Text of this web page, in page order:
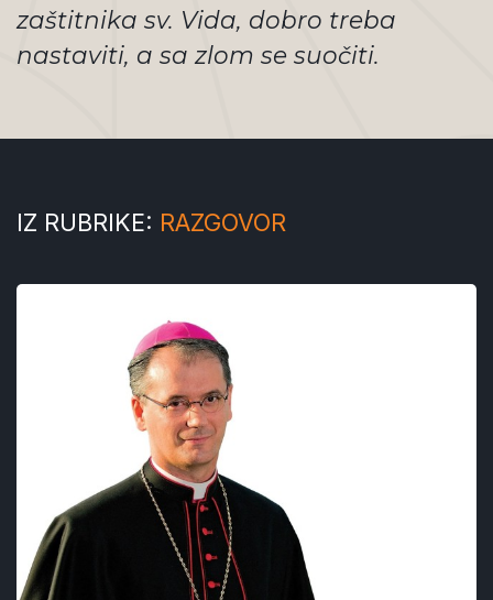
zaštitnika sv. Vida, dobro treba
nastaviti, a sa zlom se suočiti.
IZ RUBRIKE: RAZGOVOR